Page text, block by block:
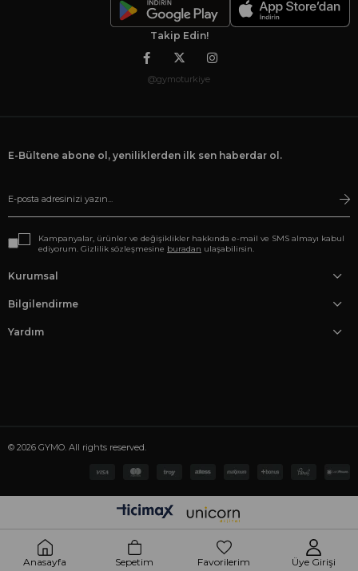
Takip Edin!
@gymoturkiye
E-Bültene abone ol, yeniliklerden ilk sen haberdar ol.
Kampanyalar, ürünler ve değişiklikler hakkında e-mail ve SMS almayı kabul
ediyorum. Gizlilik sözleşmesine buradan ulaşabilirsin.
Kurumsal
Bilgilendirme
Yardım
© 2026 GYMO. All rights reserved.
Anasayfa Sepetim Favorilerim Üye Girişi